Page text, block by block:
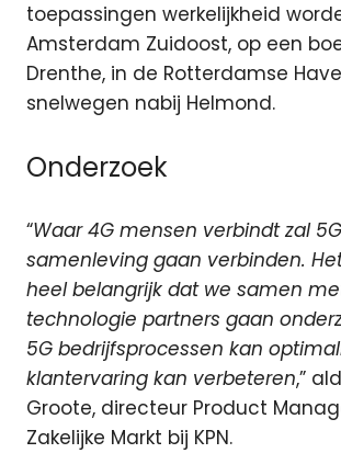
toepassingen werkelijkheid
Amsterdam Zuidoost, op een
Drenthe, in de Rotterdamse
snelwegen nabij Helmond.
Onderzoek
“Waar 4G mensen verbindt zal
samenleving gaan verbinden.
heel belangrijk dat we samen
technologie partners gaan
5G bedrijfsprocessen kan
klantervaring kan verbeteren,”
Groote, directeur Product
Zakelijke Markt bij KPN.